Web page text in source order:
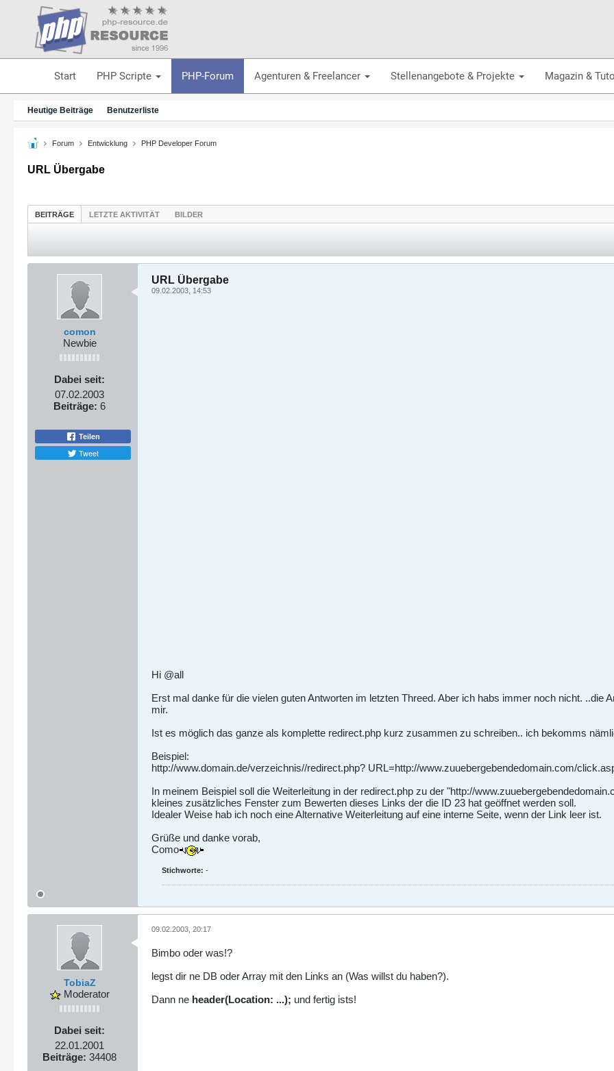
Start PHP Scripte PHP-Forum Agenturen & Freelancer Stellenangebote & Projekte Magazin &
Heutige Beiträge Benutzerliste
Forum Entwicklung PHP Developer Forum
URL Übergabe
BEITRÄGE LETZTE AKTIVITÄT BILDER
comon
Newbie
Dabei seit:
07.02.2003
Beiträge: 6
Teilen
Tweet
URL Übergabe
09.02.2003, 14:53
Hi @all
Erst mal danke für die vielen guten Antworten im letzten Threed. Aber ich habs immer noch nicht. ..die
mir.
Ist es möglich das ganze als komplette redirect.php kurz zusammen zu schreiben.. ich bekomms
Beispiel:
http://www.domain.de/verzeichnis//redirect.php? URL=http://www.zuuebergebendedomain.com/
In meinem Beispiel soll die Weiterleitung in der redirect.php zu der "http://
kleines zusätzliches Fenster zum Bewerten dieses Links der die ID 23 hat geöffnet werden soll.
Idealer Weise hab ich noch eine Alternative Weiterleitung auf eine interne Seite, wenn der Link leer ist.
Grüße und danke vorab,
Como
Stichworte: -
TobiaZ
Moderator
Dabei seit:
22.01.2001
Beiträge: 34408
09.02.2003, 20:17
Bimbo oder was!?
legst dir ne DB oder Array mit den Links an (Was willst du haben?).
Dann ne header(Location: ...); und fertig ists!